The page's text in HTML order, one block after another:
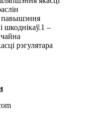
павышэння
шкоднікаў.1 –
рэгулятара